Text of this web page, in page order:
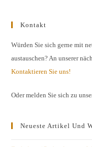
Kontakt
Würden Sie sich gerne mit
austauschen? An unserer
Kontaktieren Sie uns!
Oder melden Sie sich zu
Neueste Artikel Und